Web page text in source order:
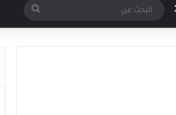
مقال عشوائي
عن